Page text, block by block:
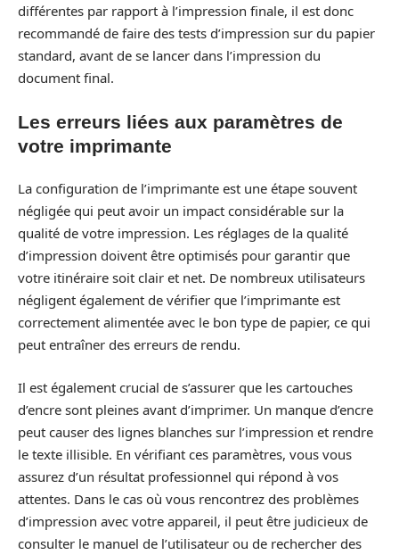
différentes par rapport à l’impression finale, il est donc
recommandé de faire des tests d’impression sur du papier
standard, avant de se lancer dans l’impression du
document final.
Les erreurs liées aux paramètres de
votre imprimante
La configuration de l’imprimante est une étape souvent
négligée qui peut avoir un impact considérable sur la
qualité de votre impression. Les réglages de la qualité
d’impression doivent être optimisés pour garantir que
votre itinéraire soit clair et net. De nombreux utilisateurs
négligent également de vérifier que l’imprimante est
correctement alimentée avec le bon type de papier, ce qui
peut entraîner des erreurs de rendu.
Il est également crucial de s’assurer que les cartouches
d’encre sont pleines avant d’imprimer. Un manque d’encre
peut causer des lignes blanches sur l’impression et rendre
le texte illisible. En vérifiant ces paramètres, vous vous
assurez d’un résultat professionnel qui répond à vos
attentes. Dans le cas où vous rencontrez des problèmes
d’impression avec votre appareil, il peut être judicieux de
consulter le manuel de l’utilisateur ou de rechercher des